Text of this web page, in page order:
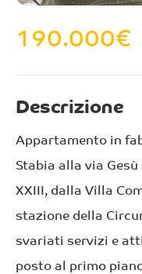
190.000€
Descrizione
Appartamento in
Stabia alla via
XXIII, dalla Villa
stazione della
svariati servizi e
posto al primo